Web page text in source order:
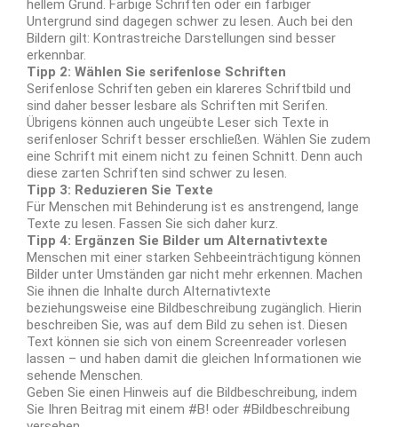
hellem Grund. Farbige Schriften oder ein farbiger
Untergrund sind dagegen schwer zu lesen. Auch bei den
Bildern gilt: Kontrastreiche Darstellungen sind besser
erkennbar.
Tipp 2: Wählen Sie serifenlose Schriften
Serifenlose Schriften geben ein klareres Schriftbild und
sind daher besser lesbare als Schriften mit Serifen.
Übrigens können auch ungeübte Leser sich Texte in
serifenloser Schrift besser erschließen. Wählen Sie zudem
eine Schrift mit einem nicht zu feinen Schnitt. Denn auch
diese zarten Schriften sind schwer zu lesen.
Tipp 3: Reduzieren Sie Texte
Für Menschen mit Behinderung ist es anstrengend, lange
Texte zu lesen. Fassen Sie sich daher kurz.
Tipp 4: Ergänzen Sie Bilder um Alternativtexte
Menschen mit einer starken Sehbeeinträchtigung können
Bilder unter Umständen gar nicht mehr erkennen. Machen
Sie ihnen die Inhalte durch Alternativtexte
beziehungsweise eine Bildbeschreibung zugänglich. Hierin
beschreiben Sie, was auf dem Bild zu sehen ist. Diesen
Text können sie sich von einem Screenreader vorlesen
lassen – und haben damit die gleichen Informationen wie
sehende Menschen.
Geben Sie einen Hinweis auf die Bildbeschreibung, indem
Sie Ihren Beitrag mit einem #B! oder #Bildbeschreibung